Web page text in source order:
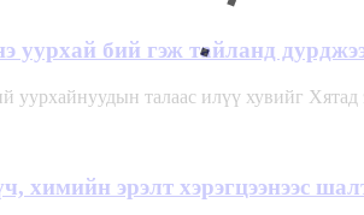
уурхай бий гэж тайланд
талаас илүү хувийг
эрэлт хэрэгцээнээс